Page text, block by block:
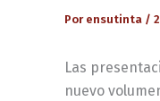
Por ensutinta /
Las
nuevo